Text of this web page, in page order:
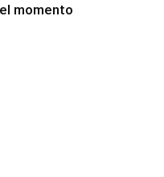
momento